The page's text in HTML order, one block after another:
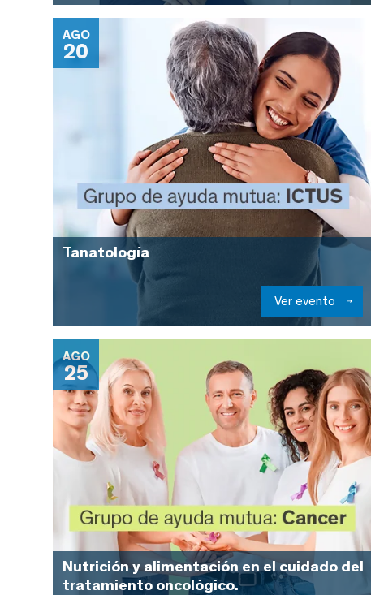
AGO
20
Tanatología
Ver evento
AGO
25
Nutrición y alimentación en el cuidado del
tratamiento oncológico.